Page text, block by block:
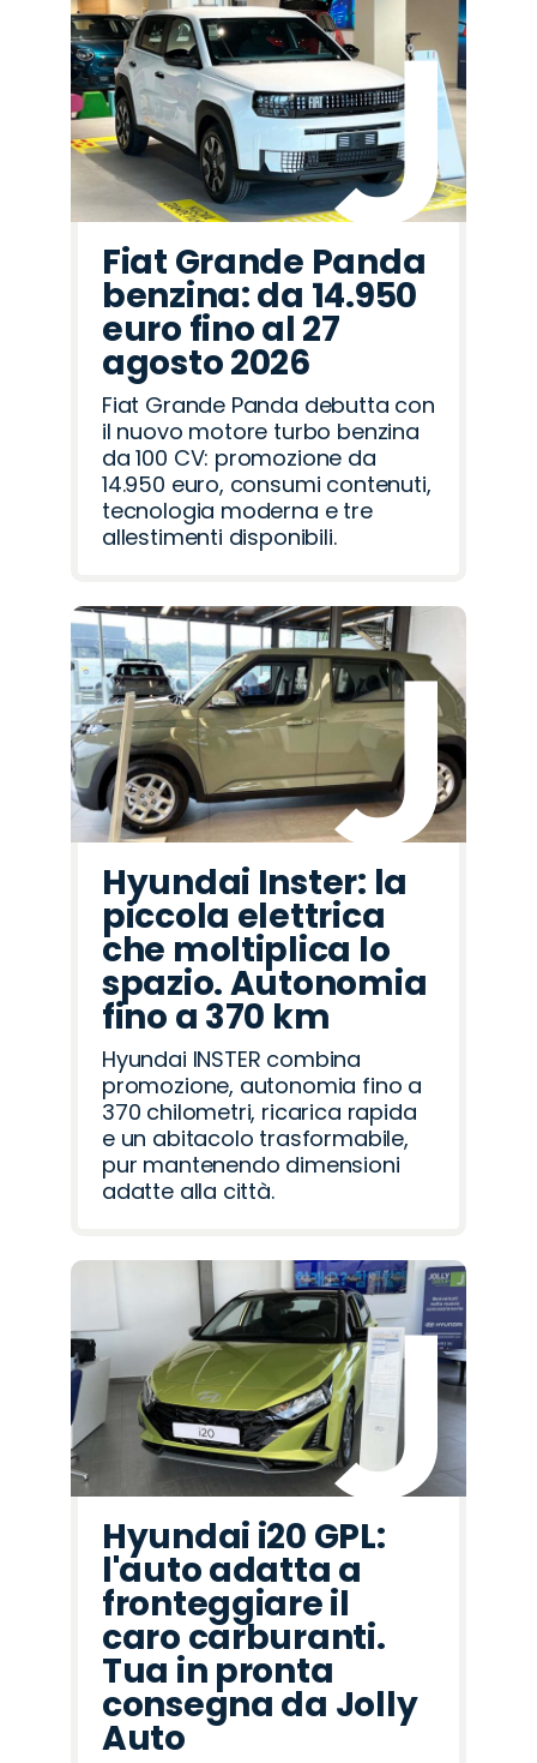
Fiat Grande Panda
benzina: da 14.950
euro fino al 27
agosto 2026
Fiat Grande Panda debutta con
il nuovo motore turbo benzina
da 100 CV: promozione da
14.950 euro, consumi contenuti,
tecnologia moderna e tre
allestimenti disponibili.
Hyundai Inster: la
piccola elettrica
che moltiplica lo
spazio. Autonomia
fino a 370 km
Hyundai INSTER combina
promozione, autonomia fino a
370 chilometri, ricarica rapida
e un abitacolo trasformabile,
pur mantenendo dimensioni
adatte alla città.
Hyundai i20 GPL:
l'auto adatta a
fronteggiare il
caro carburanti.
Tua in pronta
consegna da Jolly
Auto